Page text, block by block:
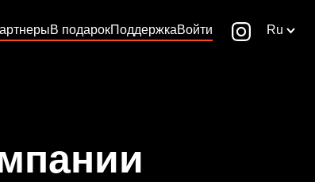
В подарокПоддержкаВойти Ru